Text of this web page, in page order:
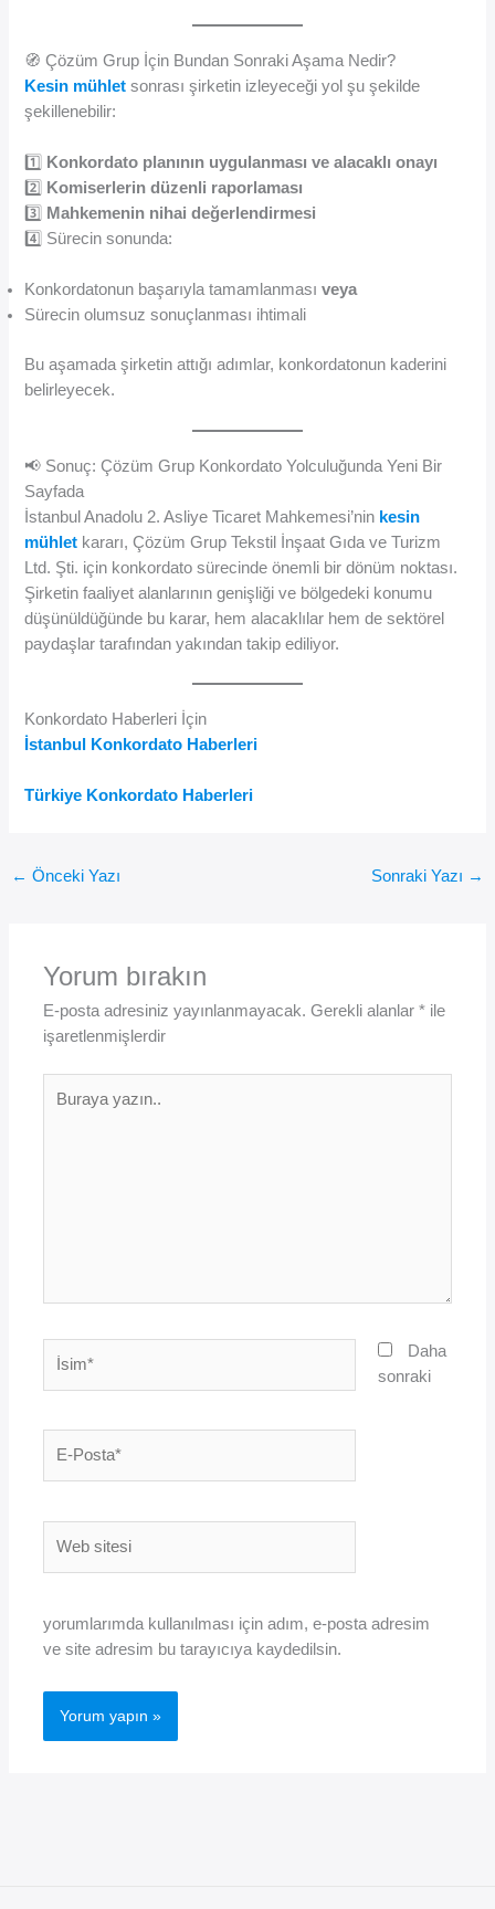
🧭 Çözüm Grup İçin Bundan Sonraki Aşama Nedir?
Kesin mühlet sonrası şirketin izleyeceği yol şu şekilde
şekillenebilir:
1️⃣ Konkordato planının uygulanması ve alacaklı onayı
2️⃣ Komiserlerin düzenli raporlaması
3️⃣ Mahkemenin nihai değerlendirmesi
4️⃣ Sürecin sonunda:
Konkordatonun başarıyla tamamlanmasıveya
Sürecin olumsuz sonuçlanması ihtimali
Bu aşamada şirketin attığı adımlar, konkordatonun kaderini
belirleyecek.
📢 Sonuç: Çözüm Grup Konkordato Yolculuğunda Yeni Bir
Sayfada
İstanbul Anadolu 2. Asliye Ticaret Mahkemesi’nin kesin
mühlet kararı, Çözüm Grup Tekstil İnşaat Gıda ve Turizm
Ltd. Şti. için konkordato sürecinde önemli bir dönüm noktası.
Şirketin faaliyet alanlarının genişliği ve bölgedeki konumu
düşünüldüğünde bu karar, hem alacaklılar hem de sektörel
paydaşlar tarafından yakından takip ediliyor.
Konkordato Haberleri İçin
İstanbul Konkordato Haberleri
Türkiye Konkordato Haberleri
← Önceki Yazı Sonraki Yazı →
Yorum bırakın
E-posta adresiniz yayınlanmayacak. Gerekli alanlar* ile
işaretlenmişlerdir
yazın..
Posta*
sitesi
Daha
sonraki
yorumlarımda kullanılması için adım, e-posta adresim
ve site adresim bu tarayıcıya kaydedilsin.